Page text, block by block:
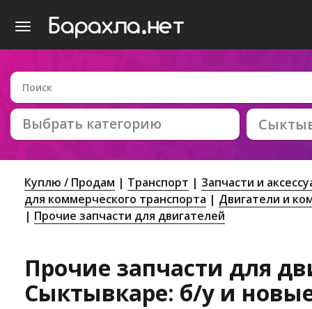
Выбрать категорию
Куплю / Продам Транспорт
Запчасти и
для коммерческого транспорта
Двигатели и
Прочие запчасти для двигателей
Прочие запчасти для
Сыктывкаре: б/у и